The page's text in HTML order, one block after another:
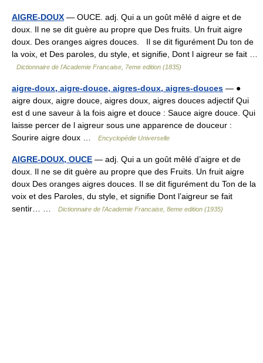
AIGRE-DOUX — OUCE. adj. Qui a un goût mêlé d aigre et de
doux. Il ne se dit guère au propre que Des fruits. Un fruit aigre
doux. Des oranges aigres douces. Il se dit figurément Du ton de
la voix, et Des paroles, du style, et signifie, Dont l aigreur se fait …
Dictionnaire de l'Academie Francaise, 7eme edition (1835)
aigre-doux, aigre-douce, aigres-doux, aigres-douces — ●
aigre doux, aigre douce, aigres doux, aigres douces adjectif Qui
est d une saveur à la fois aigre et douce : Sauce aigre douce. Qui
laisse percer de l aigreur sous une apparence de douceur :
Sourire aigre doux …
Encyclopédie Universelle
AIGRE-DOUX, OUCE — adj. Qui a un goût mêlé d’aigre et de
doux. Il ne se dit guère au propre que des Fruits. Un fruit aigre
doux Des oranges aigres douces. Il se dit figurément du Ton de la
voix et des Paroles, du style, et signifie Dont l’aigreur se fait
sentir… …
Dictionnaire de l'Academie Francaise, 8eme edition (1935)